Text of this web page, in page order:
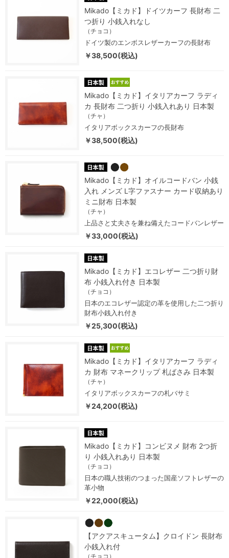
Mikado【ミカド】ドイツカーフ 長財布 二
つ折り 小銭入れなし
（チョコ）
ドイツ製のエンボスレザーカーフの長財布
￥38,500(税込)
Mikado【ミカド】イタリアカーフ ラディ
カ 長財布 二つ折り 小銭入れあり 日本製
（チャ）
イタリアボックスカーフの長財布
￥38,500(税込)
Mikado【ミカド】オイルコードバン 小銭
入れ メンズ L字ファスナー カード収納あり
ミニ財布 日本製
（チャ）
上品さと丈夫さを兼ね備えたコードバンレザー
￥33,000(税込)
Mikado【ミカド】エコレザー 二つ折り財
布 小銭入れ付き 日本製
（チョコ）
日本のエコレザー認定の革を使用した二つ折り
財布小銭入れ付き
￥25,300(税込)
Mikado【ミカド】イタリアカーフ ラディ
カ 財布 マネークリップ 札ばさみ 日本製
（チャ）
イタリアボックスカーフの札バサミ
￥24,200(税込)
Mikado【ミカド】コンビヌメ 財布 2つ折
り 小銭入れあり 日本製
（チョコ）
日本の職人技術のつまった国産ソフトレザーの
革小物
￥22,000(税込)
【アクアスキュータム】クロイドン 長財布
小銭入れ付
（チョコ）